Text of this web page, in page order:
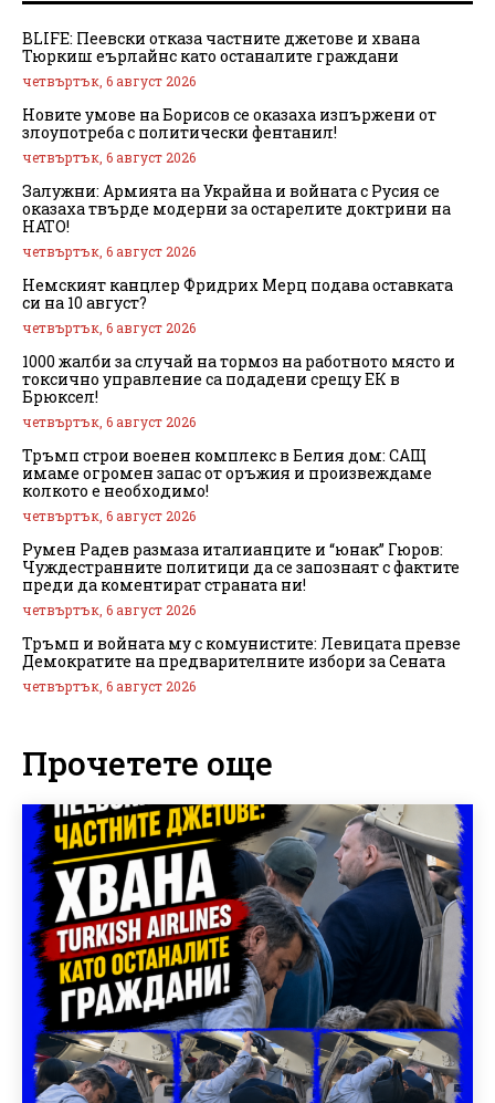
BLIFE: Пеевски отказа частните джетове и хвана
Тюркиш еърлайнс като останалите граждани
четвъртък, 6 август 2026
Новите умове на Борисов се оказаха изпържени от
злоупотреба с политически фентанил!
четвъртък, 6 август 2026
Залужни: Армията на Украйна и войната с Русия се
оказаха твърде модерни за остарелите доктрини на
НАТО!
четвъртък, 6 август 2026
Немският канцлер Фридрих Мерц подава оставката
си на 10 август?
четвъртък, 6 август 2026
1000 жалби за случай на тормоз на работното място и
токсично управление са подадени срещу ЕК в
Брюксел!
четвъртък, 6 август 2026
Тръмп строи военен комплекс в Белия дом: САЩ
имаме огромен запас от оръжия и произвеждаме
колкото е необходимо!
четвъртък, 6 август 2026
Румен Радев размаза италианците и “юнак” Гюров:
Чуждестранните политици да се запознаят с фактите
преди да коментират страната ни!
четвъртък, 6 август 2026
Тръмп и войната му с комунистите: Левицата превзе
Демократите на предварителните избори за Сената
четвъртък, 6 август 2026
Прочетете още